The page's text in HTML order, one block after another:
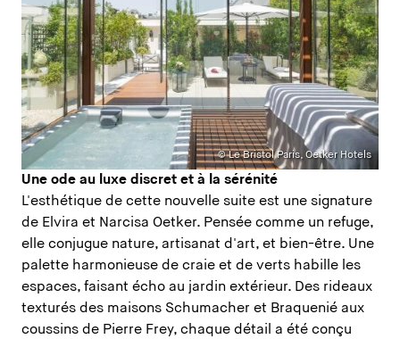
© Le Bristol Paris, Oetker Hotels
Une ode au luxe discret et à la sérénité
L'esthétique de cette nouvelle suite est une signature
de Elvira et Narcisa Oetker. Pensée comme un refuge,
elle conjugue nature, artisanat d'art, et bien-être. Une
palette harmonieuse de craie et de verts habille les
espaces, faisant écho au jardin extérieur. Des rideaux
texturés des maisons Schumacher et Braquenié aux
coussins de Pierre Frey, chaque détail a été conçu